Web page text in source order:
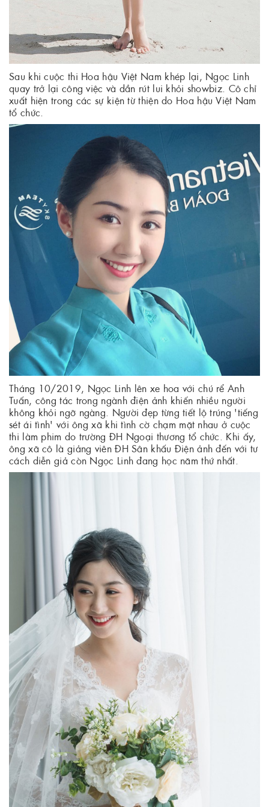
Sau khi cuộc thi Hoa hậu Việt Nam khép lại, Ngọc Linh
quay trở lại công việc và dần rút lui khỏi showbiz. Cô chỉ
xuất hiện trong các sự kiện từ thiện do Hoa hậu Việt Nam
tổ chức.
Tháng 10/2019, Ngọc Linh lên xe hoa với chú rể Anh
Tuấn, công tác trong ngành điện ảnh khiến nhiều người
không khỏi ngỡ ngàng. Người đẹp từng tiết lộ trúng 'tiếng
sét ái tình' với ông xã khi tình cờ chạm mặt nhau ở cuộc
thi làm phim do trường ĐH Ngoại thương tổ chức. Khi ấy,
ông xã cô là giảng viên ĐH Sân khấu Điện ảnh đến với tư
cách diễn giả còn Ngọc Linh đang học năm thứ nhất.